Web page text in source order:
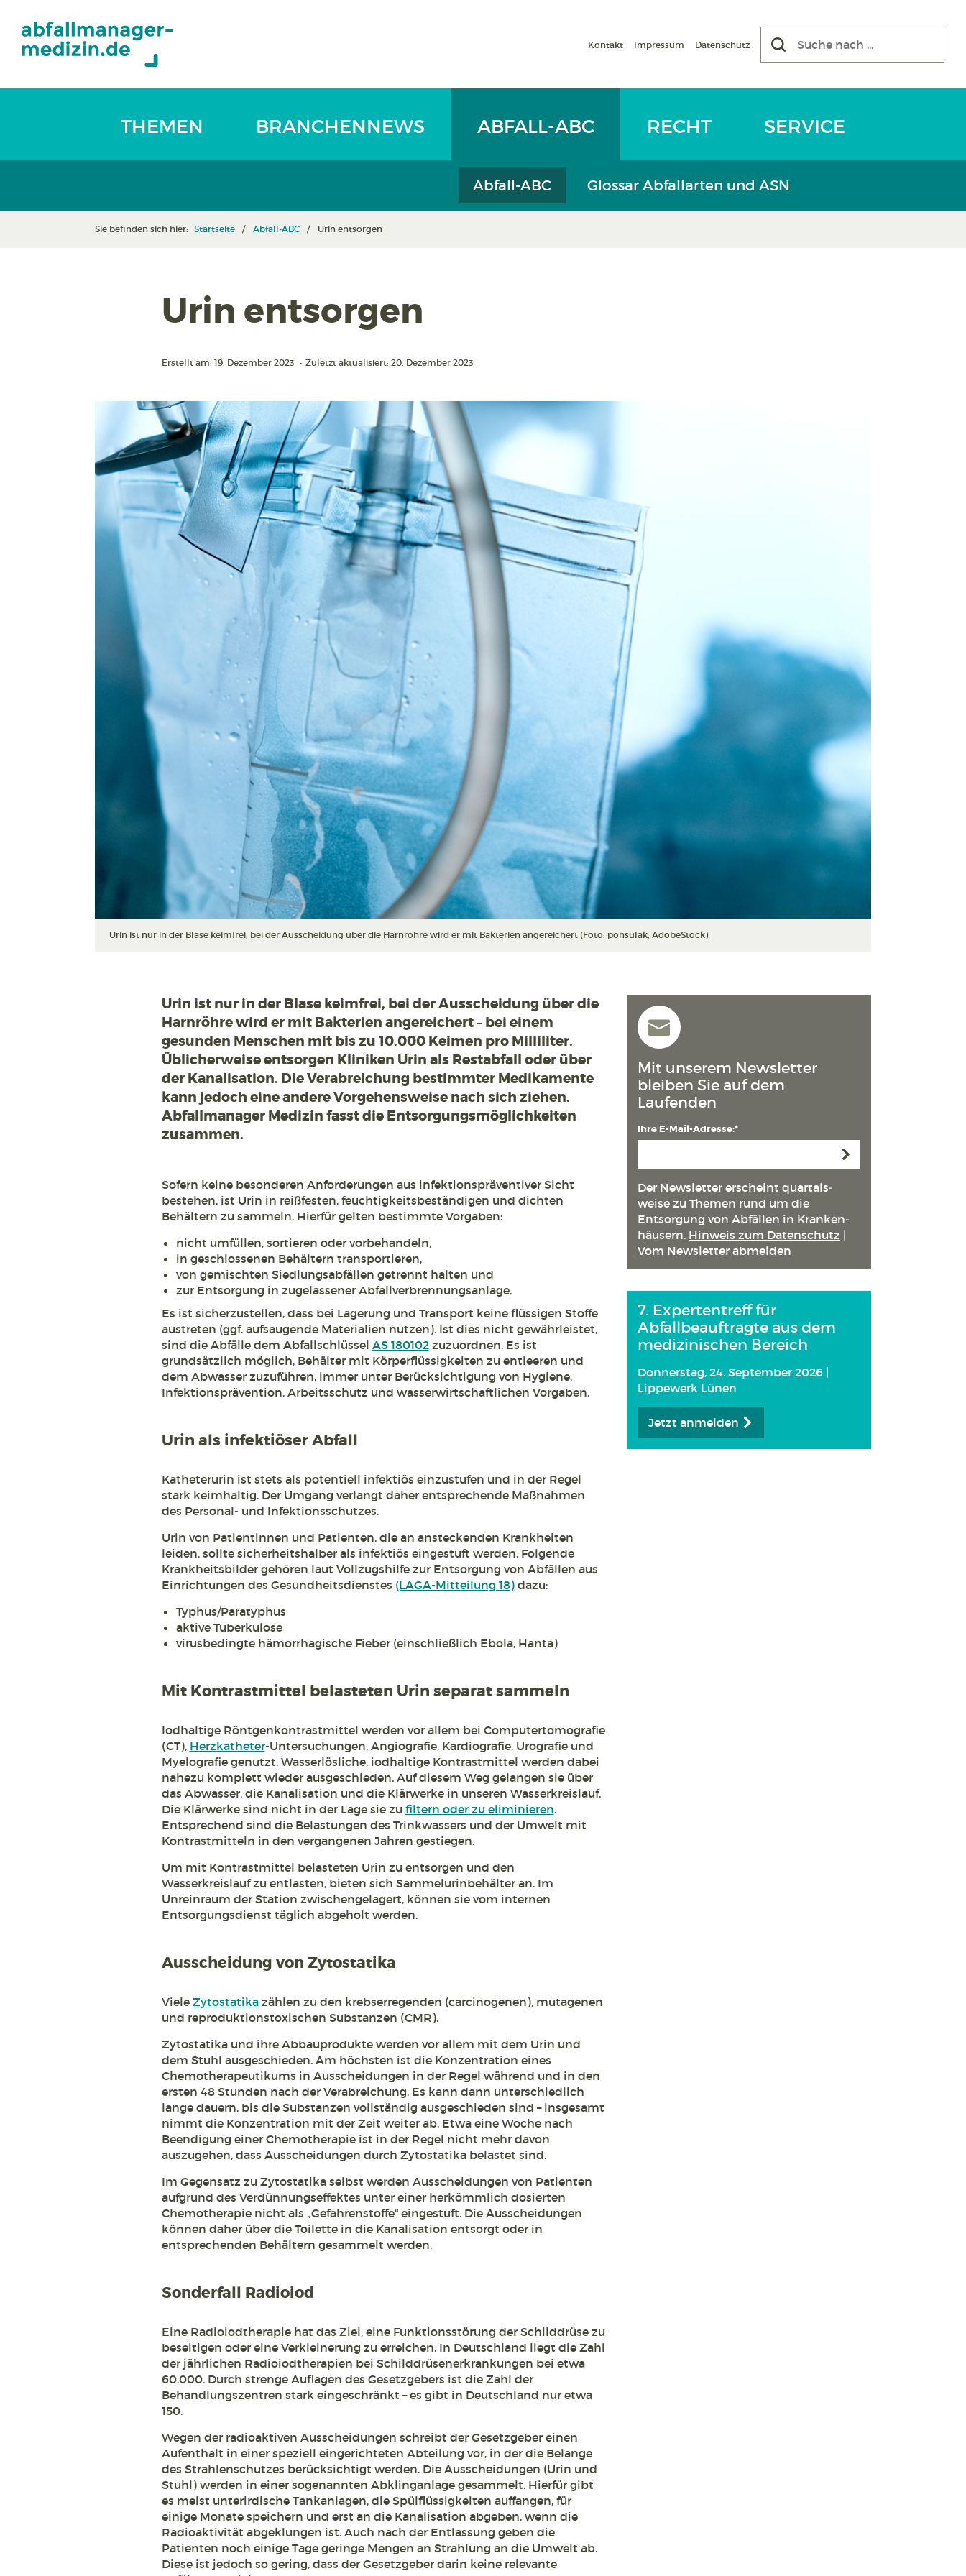
Kontakt Impressum Datenschutz
THEMEN BRANCHENNEWS ABFALL-ABC
Abfall-ABC Glossar Abfallarten und ASN
RECHT SERVICE
Sie befinden sich hier: Startseite Abfall-ABC Urin entsorgen
Urin entsorgen
Erstellt am: 19. Dezember 2023 • Zuletzt aktualisiert: 20. Dezember 2023
Urin ist nur in der Blase keimfrei, bei der Ausscheidung über die Harnröhre wird er mit Bakterien angereichert (Foto: ponsulak, AdobeStock)
Urin ist nur in der Blase keimfrei, bei der Ausscheidung über die
Harnröhre wird er mit Bakterien angereichert – bei einem
gesunden Menschen mit bis zu 10.000 Keimen pro Milliliter.
Üblicherweise entsorgen Kliniken Urin als Restabfall oder über
der Kanalisation. Die Verabreichung bestimmter Medikamente
kann jedoch eine andere Vorgehensweise nach sich ziehen.
Abfallmanager Medizin fasst die Entsorgungsmöglichkeiten
zusammen.
Sofern keine besonderen Anforderungen aus infektionspräventiver Sicht
bestehen, ist Urin in reißfesten, feuchtigkeitsbeständigen und dichten
Behältern zu sammeln. Hierfür gelten bestimmte Vorgaben:
nicht umfüllen, sortieren oder vorbehandeln,
in geschlossenen Behältern transportieren,
von gemischten Siedlungsabfällen getrennt halten und
zur Entsorgung in zugelassener Abfallverbrennungsanlage.
Es ist sicherzustellen, dass bei Lagerung und Transport keine flüssigen Stoffe
austreten (ggf. aufsaugende Materialien nutzen). Ist dies nicht gewährleistet,
sind die Abfälle dem Abfallschlüssel AS 180102zuzuordnen. Es ist
grundsätzlich möglich, Behälter mit Körperflüssigkeiten zu entleeren und
dem Abwasser zuzuführen, immer unter Berücksichtigung von Hygiene,
Infektionsprävention, Arbeitsschutz und wasserwirtschaftlichen Vorgaben.
Urin als infektiöser Abfall
Katheterurin ist stets als potentiell infektiös einzustufen und in der Regel
stark keimhaltig. Der Umgang verlangt daher entsprechende Maßnahmen
des Personal- und Infektionsschutzes.
Urin von Patientinnen und Patienten, die an ansteckenden Krankheiten
leiden, sollte sicherheitshalber als infektiös eingestuft werden. Folgende
Krankheitsbilder gehören laut Vollzugshilfe zur Entsorgung von Abfällen aus
Einrichtungen des Gesundheitsdienstes (LAGA-Mitteilung 18)dazu:
Typhus/Paratyphus
aktive Tuberkulose
virusbedingte hämorrhagische Fieber (einschließlich Ebola, Hanta)
Mit Kontrastmittel belasteten Urin separat sammeln
Iodhaltige Röntgenkontrastmittel werden vor allem bei Computertomografie
(CT), Herzkatheter-Untersuchungen, Angiografie, Kardiografie, Urografie und
Myelografie genutzt. Wasserlösliche, iodhaltige Kontrastmittel werden dabei
nahezu komplett wieder ausgeschieden. Auf diesem Weg gelangen sie über
das Abwasser, die Kanalisation und die Klärwerke in unseren Wasserkreislauf.
Die Klärwerke sind nicht in der Lage sie zu filtern oder zu eliminieren.
Entsprechend sind die Belastungen des Trinkwassers und der Umwelt mit
Kontrastmitteln in den vergangenen Jahren gestiegen.
Um mit Kontrastmittel belasteten Urin zu entsorgen und den
Wasserkreislauf zu entlasten, bieten sich Sammelurinbehälter an. Im
Unreinraum der Station zwischengelagert, können sie vom internen
Entsorgungsdienst täglich abgeholt werden.
Ausscheidung von Zytostatika
Viele Zytostatikazählen zu den krebserregenden (carcinogenen), mutagenen
und reproduktionstoxischen Substanzen (CMR).
Zytostatika und ihre Abbauprodukte werden vor allem mit dem Urin und
dem Stuhl ausgeschieden. Am höchsten ist die Konzentration eines
Chemotherapeutikums in Ausscheidungen in der Regel während und in den
ersten 48 Stunden nach der Verabreichung. Es kann dann unterschiedlich
lange dauern, bis die Substanzen vollständig ausgeschieden sind – insgesamt
nimmt die Konzentration mit der Zeit weiter ab. Etwa eine Woche nach
Beendigung einer Chemotherapie ist in der Regel nicht mehr davon
auszugehen, dass Ausscheidungen durch Zytostatika belastet sind.
Im Gegensatz zu Zytostatika selbst werden Ausscheidungen von Patienten
aufgrund des Verdünnungseffektes unter einer herkömmlich dosierten
Chemotherapie nicht als „Gefahrenstoffe“ eingestuft. Die Ausscheidungen
können daher über die Toilette in die Kanalisation entsorgt oder in
entsprechenden Behältern gesammelt werden.
Sonderfall Radioiod
Eine Radioiodtherapie hat das Ziel, eine Funktionsstörung der Schilddrüse zu
beseitigen oder eine Verkleinerung zu erreichen. In Deutschland liegt die Zahl
der jährlichen Radioiodtherapien bei Schilddrüsenerkrankungen bei etwa
60.000. Durch strenge Auflagen des Gesetzgebers ist die Zahl der
Behandlungszentren stark eingeschränkt – es gibt in Deutschland nur etwa
150.
Wegen der radioaktiven Ausscheidungen schreibt der Gesetzgeber einen
Aufenthalt in einer speziell eingerichteten Abteilung vor, in der die Belange
des Strahlenschutzes berücksichtigt werden. Die Ausscheidungen (Urin und
Stuhl) werden in einer sogenannten Abklinganlage gesammelt. Hierfür gibt
es meist unterirdische Tankanlagen, die Spülflüssigkeiten auffangen, für
einige Monate speichern und erst an die Kanalisation abgeben, wenn die
Radioaktivität abgeklungen ist. Auch nach der Entlassung geben die
Patienten noch einige Tage geringe Mengen an Strahlung an die Umwelt ab.
Diese ist jedoch so gering, dass der Gesetzgeber darin keine relevante
Mit unserem Newsletter
bleiben Sie auf dem
Laufenden
Ihre E-Mail-Adresse:*
Der Newsletter erscheint quartals­
weise zu Themen rund um die
Entsorgung von Abfällen in Kranken­
häusern. Hinweis zum Datenschutz
Vom Newsletter abmelden
7. Expertentreff für
Abfallbeauftragte aus dem
medizinischen Bereich
Donnerstag, 24. September 2026 |
Lippewerk Lünen
Jetzt anmelden